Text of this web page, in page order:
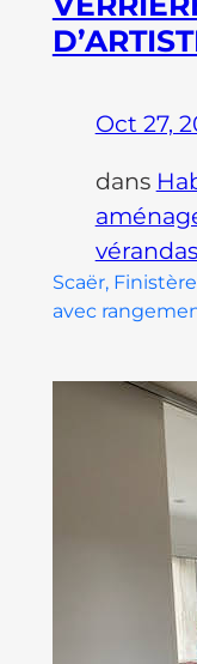
Oct 27,
dans
vérandas
Scaër,
avec